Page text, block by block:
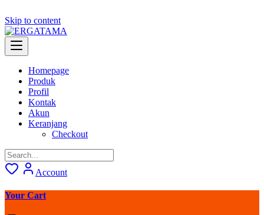
Skip to content
Homepage
Produk
Profil
Kontak
Akun
Keranjang
Checkout
Account
Your Cart